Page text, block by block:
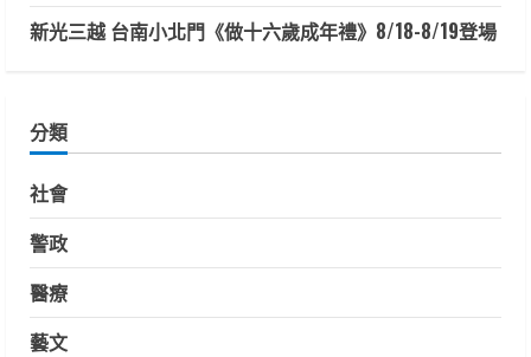
新光三越 台南小北門《做十六歲成年禮》8/18-8/19登場
分類
社會
警政
醫療
藝文